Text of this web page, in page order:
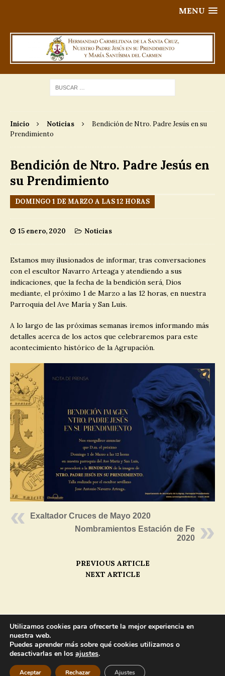
MENU
Inicio Noticias
Bendición de Ntro. Padre Jesús en su
Prendimiento
Bendición de Ntro. Padre Jesús en
su Prendimiento
DOMINGO 1 DE MARZO A LAS 12 HORAS
15 enero, 2020 Noticias
Estamos muy ilusionados de informar, tras conversaciones
con el escultor Navarro Arteaga y atendiendo a sus
indicaciones, que la fecha de la bendición será, Dios
mediante, el próximo 1 de Marzo a las 12 horas, en nuestra
Parroquia del Ave María y San Luis.
A lo largo de las próximas semanas iremos informando más
detalles acerca de los actos que celebraremos para este
acontecimiento histórico de la Agrupación.
Exaltador Cruces de Mayo 2020
Nombramientos Estación de Fe
2020
PREVIOUS ARTICLE
NEXT ARTICLE
MENU
Copyright © 2025 |
su Prendimiento y María Santísima del Carmen.
Utilizamos cookies para ofrecerte la mejor experiencia en
nuestra web.
Puedes aprender más sobre qué cookies utilizamos o
desactivarlas en los ajustes.
Aceptar Rechazar Ajustes